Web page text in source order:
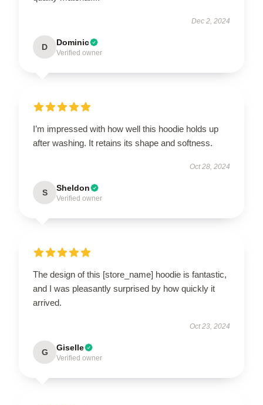
Dec 2, 2024
D Dominic
Verified owner
I’m impressed with how well this hoodie holds up
after washing. It retains its shape and softness.
Oct 28, 2024
S Sheldon
Verified owner
The design of this [store_name] hoodie is fantastic,
and I was pleasantly surprised by how quickly it
arrived.
Oct 23, 2024
G Giselle
Verified owner